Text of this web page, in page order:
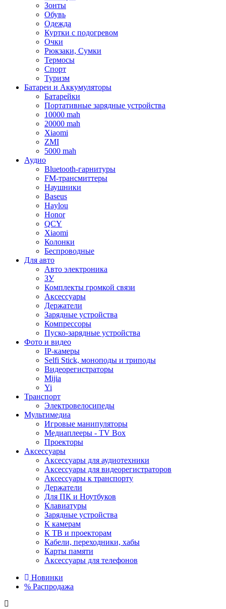
Зонты
Обувь
Одежда
Куртки с подогревом
Очки
Рюкзаки, Сумки
Термосы
Спорт
Туризм
Батареи и Аккумуляторы
Батарейки
Портативные зарядные устройства
10000 mah
20000 mah
Xiaomi
ZMI
5000 mah
Аудио
Bluetooth-гарнитуры
FM-трансмиттеры
Наушники
Baseus
Haylou
Honor
QCY
Xiaomi
Колонки
Беспроводные
Для авто
Авто электроника
ЗУ
Комплекты громкой связи
Аксессуары
Держатели
Зарядные устройства
Компрессоры
Пуско-зарядные устройства
Фото и видео
IP-камеры
Selfi Stick, моноподы и триподы
Видеорегистраторы
Mijia
Yi
Транспорт
Электровелосипеды
Мультимедиа
Игровые манипуляторы
Медиаплееры - TV Box
Проекторы
Аксессуары
Аксессуары для аудиотехники
Аксессуары для видеорегистраторов
Аксессуары к транспорту
Держатели
Для ПК и Ноутбуков
Клавиатуры
Зарядные устройства
К камерам
К ТВ и проекторам
Кабели, переходники, хабы
Карты памяти
Аксессуары для телефонов
Новинки
% Распродажа